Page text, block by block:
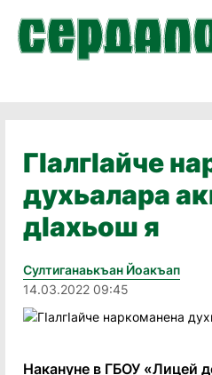
ГIалгIайче
духьалара
дIахьош я
Султиганаькъан Йоакъап
14.03.2022 09:45
Накануне в ГБОУ «Лицей